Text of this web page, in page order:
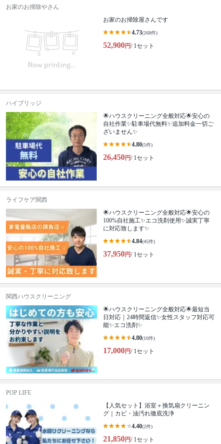
お家のお掃除やさん
お家のお掃除屋さんです
4.73(268件)
52,900円/ 1セット
ハイブリッジ
🌟ハウスクリーニング全般対応🌟安心の
自社作業✨️駐車場代無料✨️追加料金一切ご
ざいません✨
4.80(5件)
26,450円/ 1セット
ライフケア関西
🌟ハウスクリーニング全般対応🌟安心の
100%自社施工✨エコ洗剤使用✨誠実丁寧
に対応致します✨
4.84(45件)
37,950円/ 1セット
関西ハウスクリーニング
🌟ハウスクリーニング全般対応🌟最短当
日対応｜24時間返信✨女性スタッフ対応可
能✨エコ洗剤✨
4.80(10件)
17,000円/ 1セット
POP LIFE
【人気セット】浴室＋換気扇クリーニン
グ｜カビ・油汚れ徹底洗浄
4.40(2件)
21,850円/ 1セット